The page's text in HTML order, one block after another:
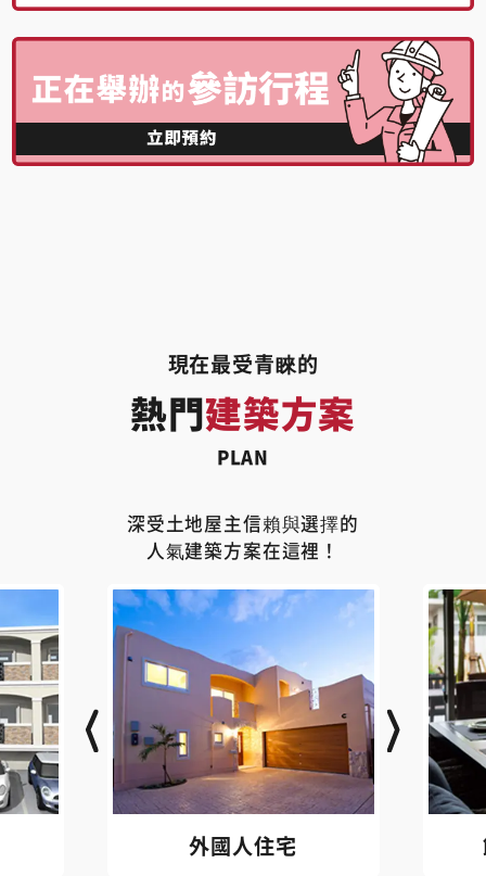
現在最受青睞的
熱門建築方案
PLAN
深受土地屋主信賴與選擇的
人氣建築方案在這裡！
外國人住宅